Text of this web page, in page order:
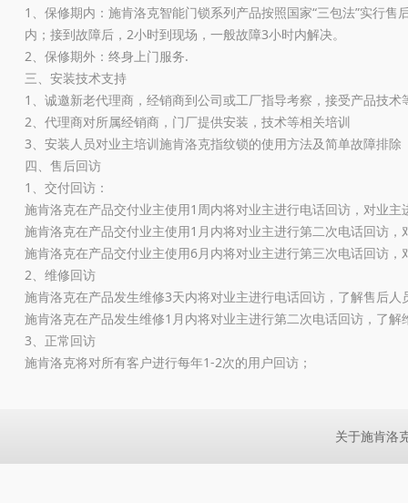
1、保修期内：施肯洛克智能门锁系列产品按照国家“三包法”实行
内；接到故障后，2小时到现场，一般故障3小时内解决。
2、保修期外：终身上门服务.
三、安装技术支持
1、诚邀新老代理商，经销商到公司或工厂指导考察，接受产品技术
2、代理商对所属经销商，门厂提供安装，技术等相关培训
3、安装人员对业主培训施肯洛克指纹锁的使用方法及简单故障排除
四、售后回访
1、交付回访：
施肯洛克在产品交付业主使用1周内将对业主进行电话回访，对业主
施肯洛克在产品交付业主使用1月内将对业主进行第二次电话回访
施肯洛克在产品交付业主使用6月内将对业主进行第三次电话回访
2、维修回访
施肯洛克在产品发生维修3天内将对业主进行电话回访，了解售后
施肯洛克在产品发生维修1月内将对业主进行第二次电话回访，了
3、正常回访
施肯洛克将对所有客户进行每年1-2次的用户回访；
关于施肯洛